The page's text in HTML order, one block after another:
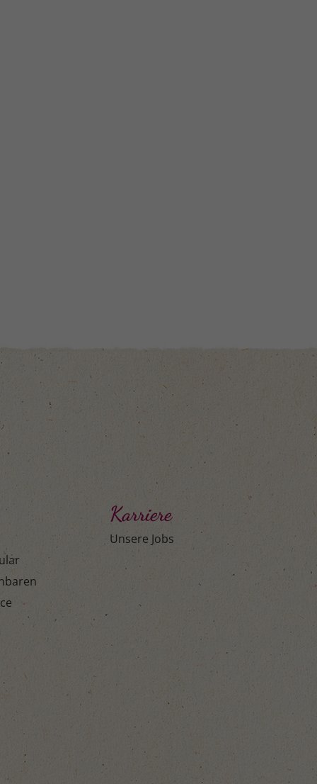
Karriere
Unsere Jobs